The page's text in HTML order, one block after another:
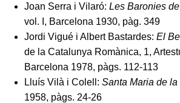
Joan Serra i Vilaró: Les Baronies
vol. I, Barcelona 1930, pàg. 349
Jordi Vigué i Albert Bastardes: El
de la Catalunya Romànica, 1,
Barcelona 1978, pàgs. 112-113
Lluís Vilà i Colell: Santa Maria de la
1958, pàgs. 24-26